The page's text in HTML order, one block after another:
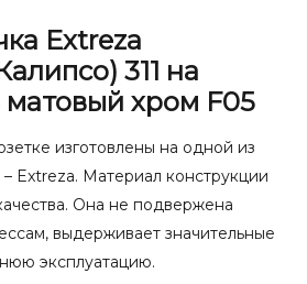
Extreza
311 на
матовый хром F05
изготовлены на одной из
Extreza. Материал конструкции
Она не подвержена
выдерживает значительные
эксплуатацию.